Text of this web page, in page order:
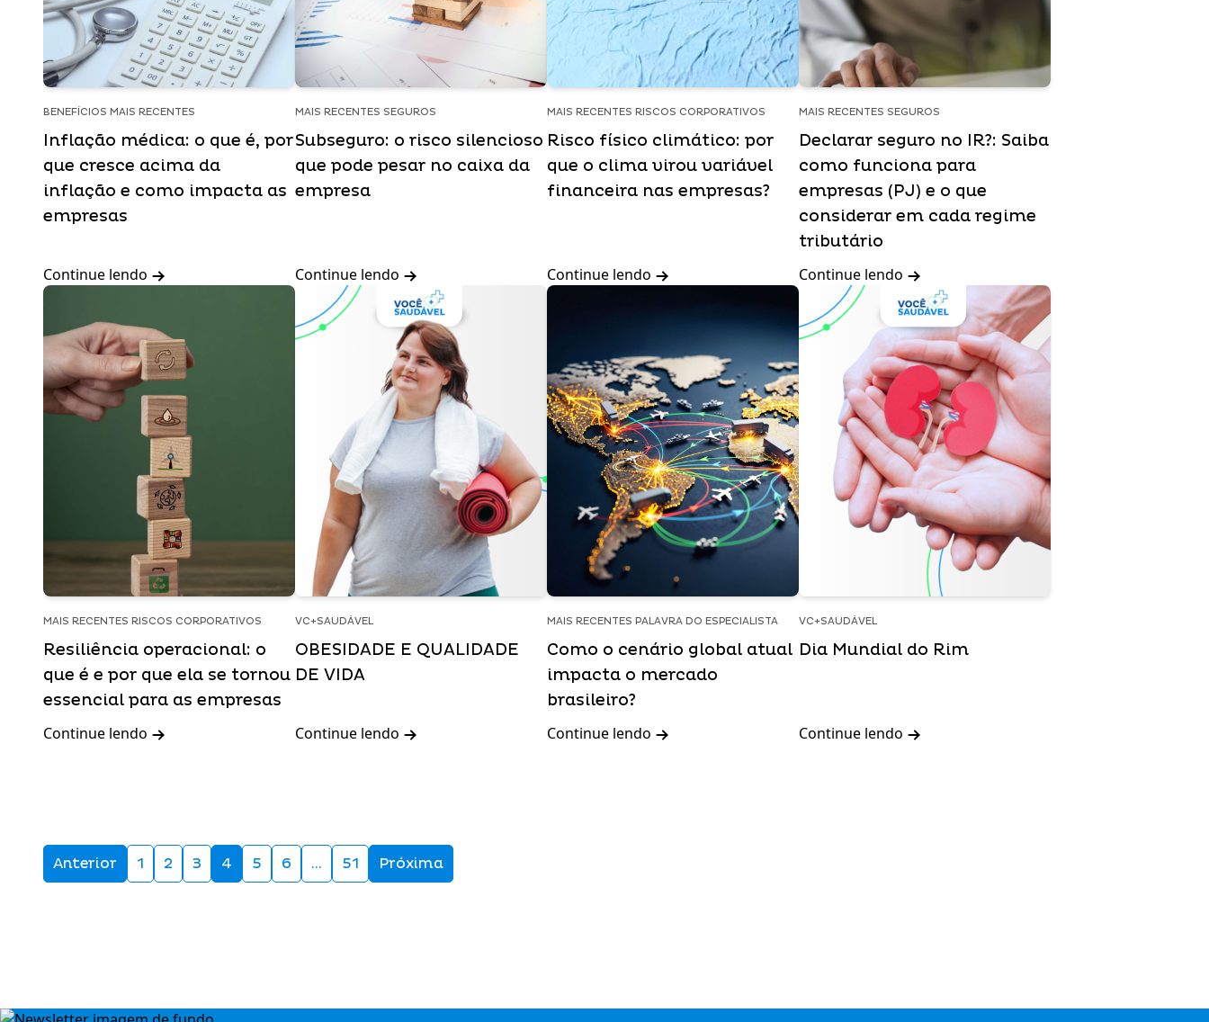
BENEFÍCIOS MAIS RECENTES
Inflação médica: o que é, por
que cresce acima da
inflação e como impacta as
empresas
Continue lendo
MAIS RECENTES SEGUROS
Subseguro: o risco silencioso
que pode pesar no caixa da
empresa
Continue lendo
MAIS RECENTES RISCOS CORPORATIVOS
Risco físico climático: por
que o clima virou variável
financeira nas empresas?
Continue lendo
MAIS RECENTES SEGUROS
Declarar seguro no IR?: Saiba
como funciona para
empresas (PJ) e o que
considerar em cada regime
tributário
Continue lendo
MAIS RECENTES RISCOS CORPORATIVOS
Resiliência operacional: o
que é e por que ela se tornou
essencial para as empresas
Continue lendo
VC+SAUDÁVEL
OBESIDADE E QUALIDADE
DE VIDA
Continue lendo
MAIS RECENTES PALAVRA DO ESPECIALISTA
Como o cenário global atual
impacta o mercado
brasileiro?
Continue lendo
VC+SAUDÁVEL
Dia Mundial do Rim
Continue lendo
Anterior 1 2 3 4 5 6 … 51 Próxima